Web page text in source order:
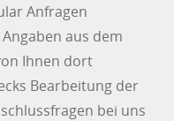
Anfragen
aus dem
Ihnen dort
Bearbeitung der
bei uns